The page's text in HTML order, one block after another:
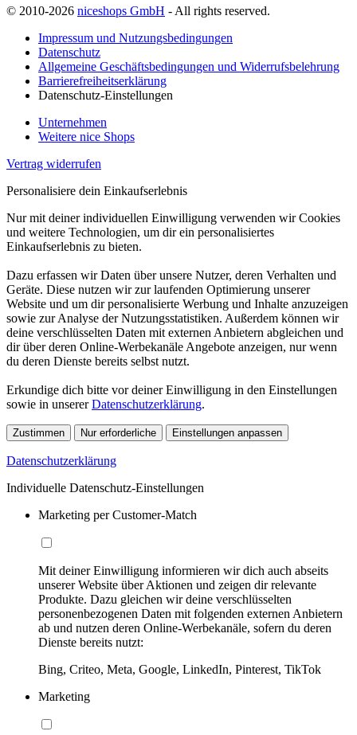
© 2010-2026 niceshops GmbH - All rights reserved.
Impressum und Nutzungsbedingungen
Datenschutz
Allgemeine Geschäftsbedingungen und Widerrufsbelehrung
Barrierefreiheitserklärung
Datenschutz-Einstellungen
Unternehmen
Weitere nice Shops
Vertrag widerrufen
Personalisiere dein Einkaufserlebnis
Nur mit deiner individuellen Einwilligung verwenden wir Cookies
und weitere Technologien, um dir ein personalisiertes
Einkaufserlebnis zu bieten.
Dazu erfassen wir Daten über unsere Nutzer, deren Verhalten und
Geräte. Diese nutzen wir zur laufenden Optimierung unserer
Website und um dir personalisierte Werbung und Inhalte anzuzeigen
sowie zur Analyse der Nutzungsstatistiken. Außerdem können wir
deine verschlüsselten Daten mit externen Anbietern abgleichen und
dir über deren Online-Werbekanäle Angebote anzeigen, nur wenn
du deren Dienste bereits selbst nutzt.
Erkundige dich bitte vor deiner Einwilligung in den Einstellungen
sowie in unsererDatenschutzerklärung.
Zustimmen Nur erforderliche Einstellungen anpassen
Datenschutzerklärung
Individuelle Datenschutz-Einstellungen
Marketing per Customer-Match
Mit deiner Einwilligung informieren wir dich auch abseits
unserer Website über Aktionen und zeigen dir relevante
Produkte. Dazu gleichen wir deine verschlüsselten
personenbezogenen Daten mit folgenden externen Anbietern
ab und nutzen deren Online-Werbekanäle, sofern du deren
Dienste bereits nutzt:
Bing, Criteo, Meta, Google, LinkedIn, Pinterest, TikTok
Marketing